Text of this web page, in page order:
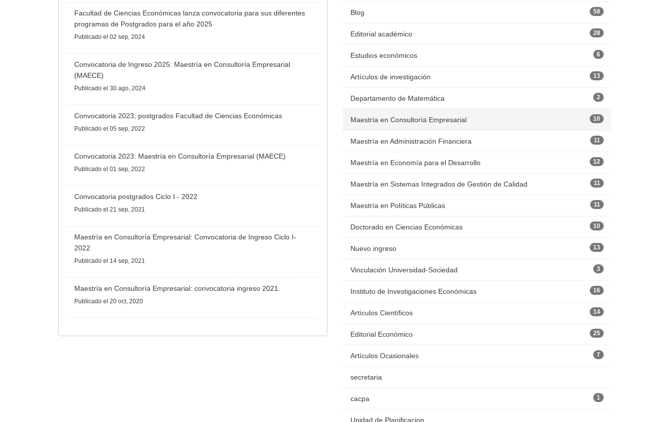
Facultad de Ciencias Económicas lanza convocatoria para sus diferentes
programas de Postgrados para el año 2025
Publicado el 02 sep, 2024
Convocatoria de Ingreso 2025: Maestría en Consultoría Empresarial
(MAECE)
Publicado el 30 ago, 2024
Convocatoria 2023, postgrados Facultad de Ciencias Económicas
Publicado el 05 sep, 2022
Convocatoria 2023: Maestría en Consultoría Empresarial (MAECE)
Publicado el 01 sep, 2022
Convocatoria postgrados Ciclo I - 2022
Publicado el 21 sep, 2021
Maestría en Consultoría Empresarial: Convocatoria de Ingreso Ciclo I-
2022
Publicado el 14 sep, 2021
Maestría en Consultoría Empresarial: convocatoria ingreso 2021.
Publicado el 20 oct, 2020
Blog 58
Editorial académico 28
Estudios económicos 6
Artículos de investigación 13
Departamento de Matemática 2
Maestría en Consultoría Empresarial 10
Maestría en Administración Financiera 11
Maestría en Economía para el Desarrollo 12
Maestría en Sistemas Integrados de Gestión de Calidad 11
Maestría en Políticas Públicas 11
Doctorado en Ciencias Económicas 10
Nuevo ingreso 13
Vinculación Universidad-Sociedad 3
Instituto de Investigaciones Económicas 16
Artículos Científicos 14
Editorial Económico 25
Artículos Ocasionales 7
secretaria
cacpa 1
Unidad de Planificacion